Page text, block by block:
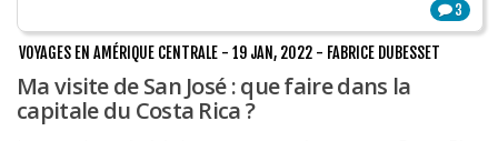
3
VOYAGES EN AMÉRIQUE CENTRALE - 19 JAN, 2022 - FABRICE DUBESSET
Ma visite de San José : que faire dans la
capitale du Costa Rica ?